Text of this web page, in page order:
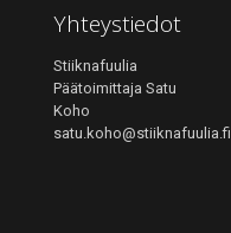
Yhteystiedot
Stiiknafuulia
Päätoimittaja Satu
Koho
satu.koho@stiiknafuulia.fi